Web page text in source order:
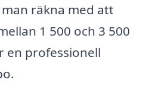
räkna med att
1 500 och 3 500
en professionell